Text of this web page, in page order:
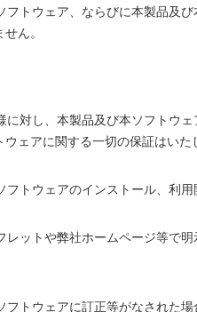
フトウェア、ならびに本製品及
ん。
に対し、本製品及び本ソフトウ
ェアに関する一切の保証はいた
トウェアのインストール、利
レットや弊社ホームページ等で
フトウェアに訂正等がなされた